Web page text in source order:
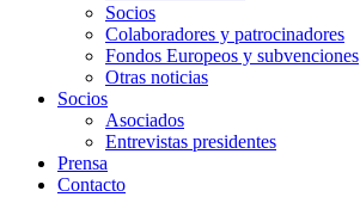
Socios
Colaboradores y patrocinadores
Fondos Europeos y subvenciones
Otras noticias
Socios
Asociados
Entrevistas presidentes
Prensa
Contacto